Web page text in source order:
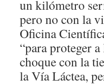
un kilómetro
pero no con la
Oficina
“para proteger
choque con la
la Vía Láctea,